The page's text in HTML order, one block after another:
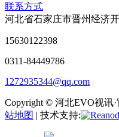
联系方式
河北省石家庄市晋州经济
15630122398
0311-84449786
1272935344@qq.com
Copyright © 河北EVO视讯
站地图 | 技术支持: